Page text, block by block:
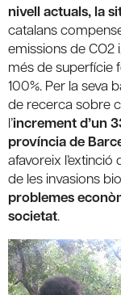
nivell actuals, la
catalans
emissions de CO2
més de superfície
100%. Per la seva
de recerca sobre
l’increment d’un
província de
afavoreix
de les invasions
problemes
societat.